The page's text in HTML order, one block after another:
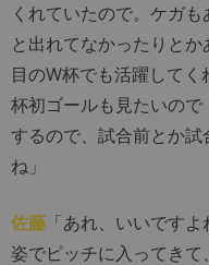
くれていたので。ケガ
と出れてなかったりと
目のW杯でも活躍して
杯初ゴールも見たいので
するので、試合前とか
ね」
佐藤 「あれ、いいです
姿でピッチに入ってき